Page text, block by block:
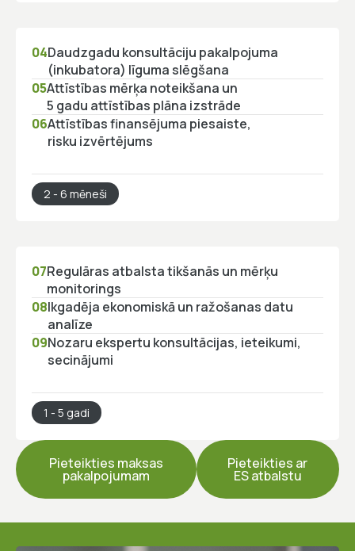
04Daudzgadu konsultāciju pakalpojuma
(inkubatora) līguma slēgšana
05Attīstības mērķa noteikšana un
5 gadu attīstības plāna izstrāde
06Attīstības finansējuma piesaiste,
risku izvērtējums
2 - 6 mēneši
07Regulāras atbalsta tikšanās un mērķu
monitorings
08Ikgadēja ekonomiskā un ražošanas datu
analīze
09Nozaru ekspertu konsultācijas, ieteikumi,
secinājumi
1 - 5 gadi
Pieteikties maksas
pakalpojumam
Pieteikties ar
ES atbalstu